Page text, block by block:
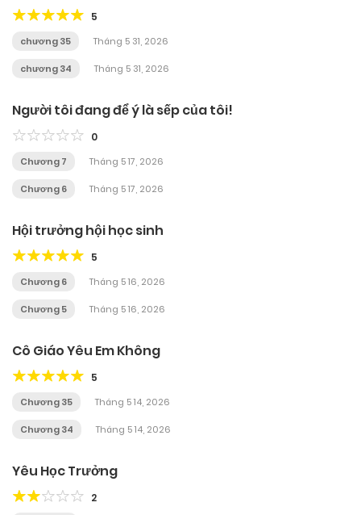
5
chương 35 Tháng 5 31, 2026
chương 34 Tháng 5 31, 2026
Người tôi đang để ý là sếp của tôi!
0
Chương 7 Tháng 5 17, 2026
Chương 6 Tháng 5 17, 2026
Hội trưởng hội học sinh
5
Chương 6 Tháng 5 16, 2026
Chương 5 Tháng 5 16, 2026
Cô Giáo Yêu Em Không
5
Chương 35 Tháng 5 14, 2026
Chương 34 Tháng 5 14, 2026
Yêu Học Trưởng
2